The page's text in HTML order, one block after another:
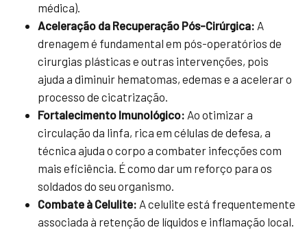
médica).
Aceleração da Recuperação Pós-Cirúrgica: A
drenagem é fundamental em pós-operatórios de
cirurgias plásticas e outras intervenções, pois
ajuda a diminuir hematomas, edemas e a acelerar o
processo de cicatrização.
Fortalecimento Imunológico: Ao otimizar a
circulação da linfa, rica em células de defesa, a
técnica ajuda o corpo a combater infecções com
mais eficiência. É como dar um reforço para os
soldados do seu organismo.
Combate à Celulite: A celulite está frequentemente
associada à retenção de líquidos e inflamação local.